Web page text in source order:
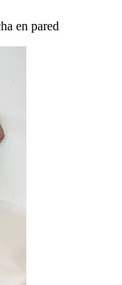
en pared